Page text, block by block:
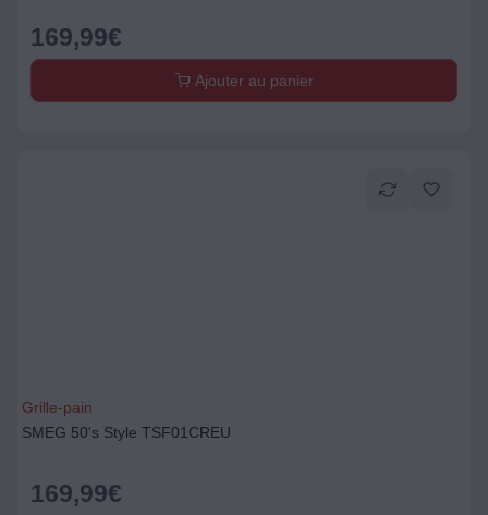
169,99€
Ajouter au panier
Grille-pain
SMEG 50's Style TSF01CREU
169,99€